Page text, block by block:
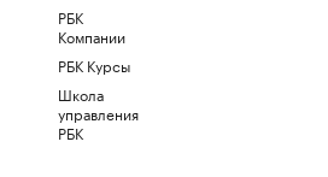
РБК
Компании
РБК Курсы
Школа
управления
РБК